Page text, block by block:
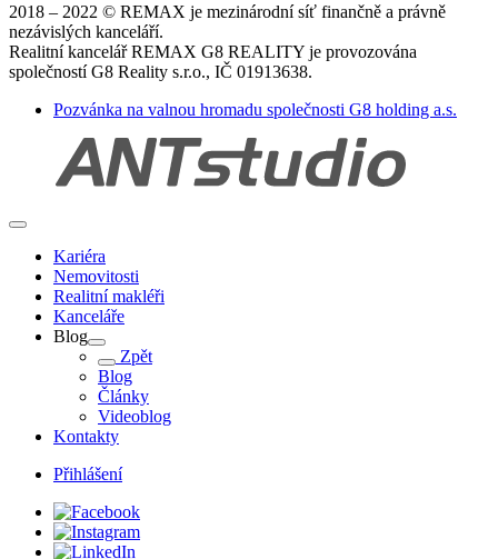
2018 – 2022 © REMAX je mezinárodní síť finančně a právně
nezávislých kanceláří.
Realitní kancelář REMAX G8 REALITY je provozována
společností G8 Reality s.r.o., IČ 01913638.
Pozvánka na valnou hromadu společnosti G8 holding a.s.
Kariéra
Nemovitosti
Realitní makléři
Kanceláře
Blog
Zpět
Blog
Články
Videoblog
Kontakty
Přihlášení